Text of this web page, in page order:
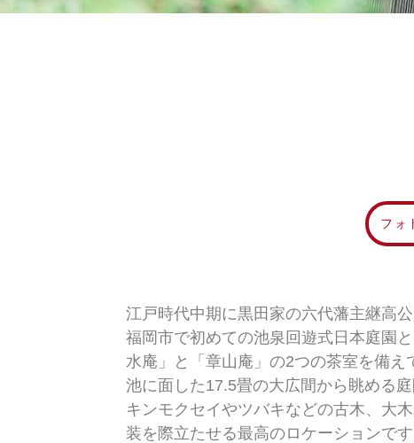
フォ
江戸時代中期に黒田家の六代藩主継高
福岡市で初めての池泉回遊式日本庭園
水庵」と「章山庵」の2つの茶室を備え
池に面した17.5畳の大広間から眺める
キンモクセイやツバキなどの古木、大
装を際立たせる最高のロケーションです